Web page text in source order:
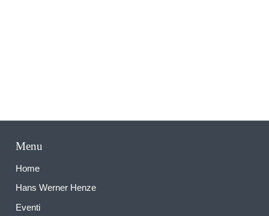
Menu
Home
Hans Werner Henze
Eventi